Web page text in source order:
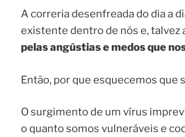
A correria desenfreada do dia a
existente dentro de nós e, talvez
pelas angústias e medos que
Então, por que esquecemos que
O surgimento de um vírus
o quanto somos vulneráveis e